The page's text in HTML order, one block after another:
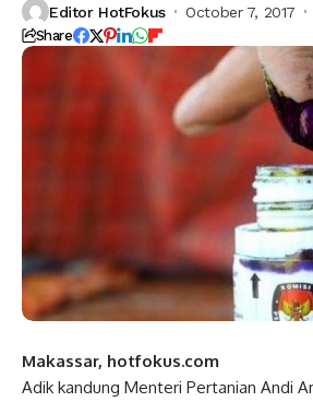
Editor HotFokus October 7, 2017
Share
Makassar, hotfokus.com
Adik kandung Menteri Pertanian Andi